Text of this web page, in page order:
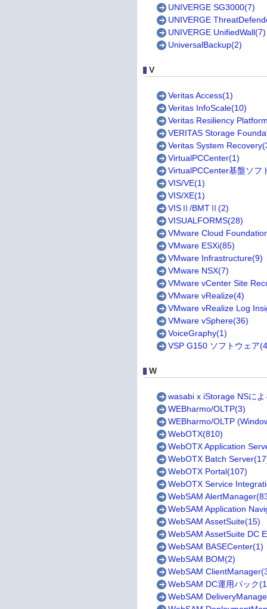
UNIVERGE SG3000(7)
UNIVERGE
UNIVERGE UnifiedWall(7)
UniversalBackup(2)
V
Veritas Access(1)
Veritas InfoScale(10)
Veritas Resiliency
VERITAS Storage
Veritas System
VirtualPCCenter(1)
VirtualPCCenter基盤ソフ
VIS/VE(1)
VIS/XE(1)
VISⅡ/BMTⅡ(2)
VISUALFORMS(28)
VMware Cloud
VMware ESXi(85)
VMware Infrastructure(9)
VMware NSX(7)
VMware vCenter Site
VMware vRealize(4)
VMware vRealize Log
VMware vSphere(36)
VoiceGraphy(1)
VSP G150 ソフトウェア
W
wasabi x iStorage NSに
WEBharmo/OLTP(3)
WEBharmo/OLTP
WebOTX(810)
WebOTX Application
WebOTX Batch
WebOTX Portal(107)
WebOTX Service
WebSAM
WebSAM Application
WebSAM AssetSuite(15)
WebSAM AssetSuite DC
WebSAM BASECenter(1)
WebSAM BOM(2)
WebSAM
WebSAM DC運用パック
WebSAM